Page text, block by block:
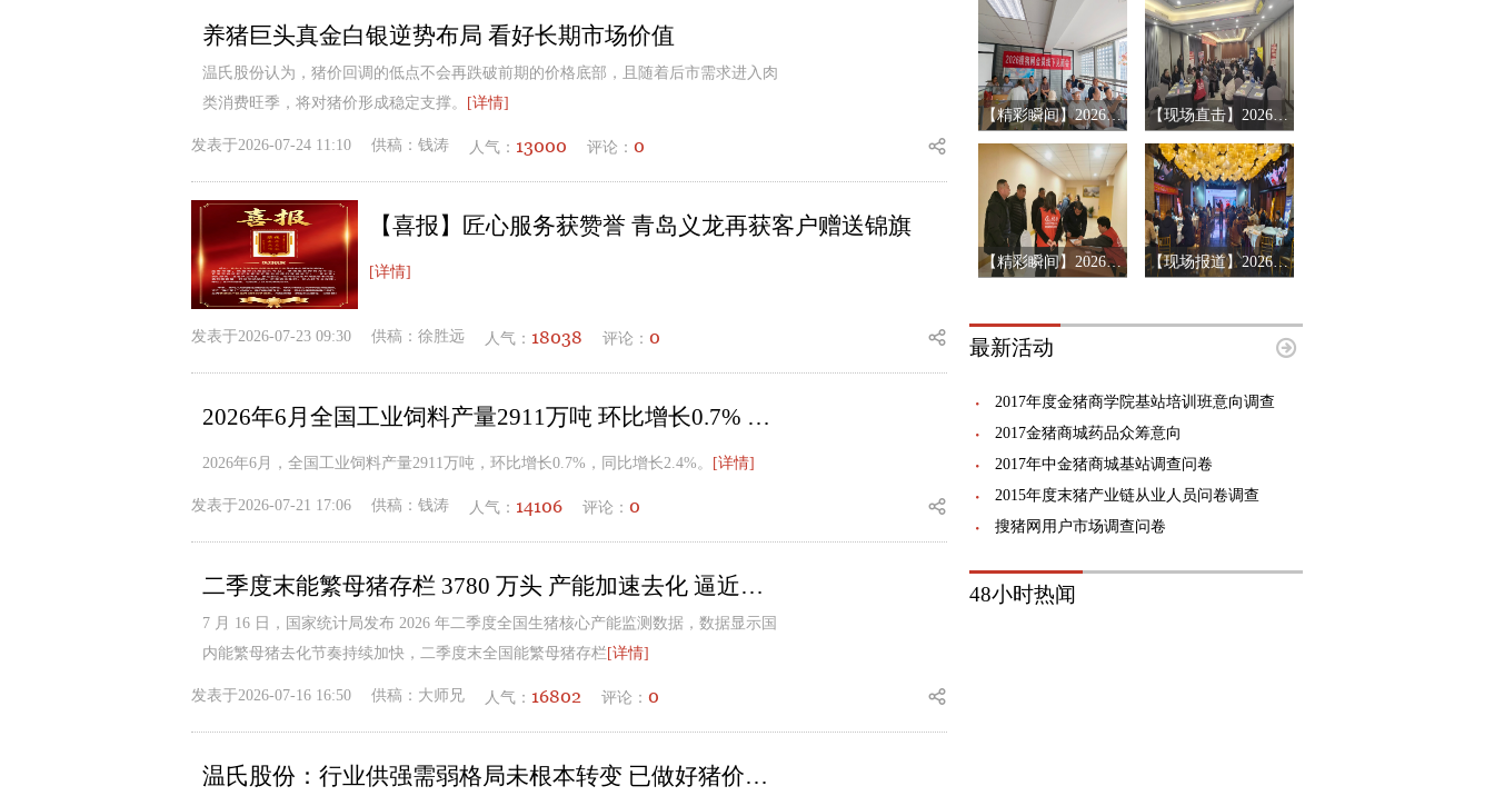
养猪巨头真金白银逆势布局 看好长期市场价值
温氏股份认为，猪价回调的低点不会再跌破前期的价格底部，且随着后市需求进入肉
类消费旺季，将对猪价形成稳定支撑。
[详情]
发表于2026-07-24 11:10 供稿： 钱涛 人气： 13000 评论： 0
【喜报】匠心服务获赞誉 青岛义龙再获客户赠送锦旗
[详情]
发表于2026-07-23 09:30 供稿： 徐胜远 人气： 18038 评论： 0
2026年6月全国工业饲料产量2911万吨 环比增长0.7% 同比增长2.4%
2026年6月，全国工业饲料产量2911万吨，环比增长0.7%，同比增长2.4%。 [详情]
发表于2026-07-21 17:06 供稿： 钱涛 人气： 14106 评论： 0
二季度末能繁母猪存栏 3780 万头 产能加速去化 逼近正常保有调控红线
7 月 16 日，国家统计局发布 2026 年二季度全国生猪核心产能监测数据，数据显示国
内能繁母猪去化节奏持续加快，二季度末全国能繁母猪存栏 [详情]
发表于2026-07-16 16:50 供稿： 大师兄 人气： 16802 评论： 0
温氏股份：行业供强需弱格局未根本转变 已做好猪价长期低位运行准备
【精彩瞬间】2026搜猪俱乐部会员见面会-山东济南站 【现场直击】2026第十三届猪产业链风险预警年会第三站-辽宁沈阳
【精彩瞬间】2026第十三届猪产业链风险预警年会济南站 【现场报道】2026第十三届中国猪产业链风险预警年会首站-河南郑州
最新活动
2017年度金猪商学院基站培训班意向调查
2017金猪商城药品众筹意向
2017年中金猪商城基站调查问卷
2015年度末猪产业链从业人员问卷调查
搜猪网用户市场调查问卷
48小时热闻